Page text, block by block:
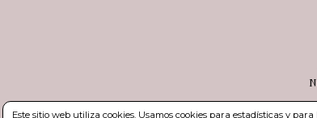
Este sitio web utiliza cookies. Usamos cookies para estadísticas y